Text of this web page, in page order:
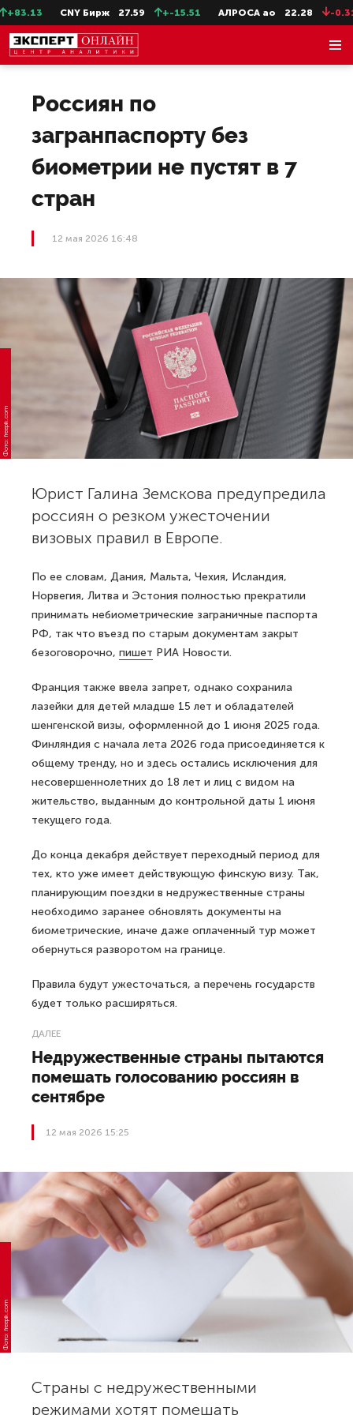
CNY Бирж 27.59 +-15.51 АЛРОСА ао 22.28 -0.31
Россиян по
загранпаспорту без
биометрии не пустят в 7
стран
12 мая 2026 16:48
Фото: freepik.com
Юрист Галина Земскова предупредила
россиян о резком ужесточении
визовых правил в Европе.
По ее словам, Дания, Мальта, Чехия, Исландия,
Норвегия, Литва и Эстония полностью прекратили
принимать небиометрические заграничные паспорта
РФ, так что въезд по старым документам закрыт
безоговорочно, пишет РИА Новости.
Франция также ввела запрет, однако сохранила
лазейки для детей младше 15 лет и обладателей
шенгенской визы, оформленной до 1 июня 2025 года.
Финляндия с начала лета 2026 года присоединяется к
общему тренду, но и здесь остались исключения для
несовершеннолетних до 18 лет и лиц с видом на
жительство, выданным до контрольной даты 1 июня
текущего года.
До конца декабря действует переходный период для
тех, кто уже имеет действующую финскую визу. Так,
планирующим поездки в недружественные страны
необходимо заранее обновлять документы на
биометрические, иначе даже оплаченный тур может
обернуться разворотом на границе.
Правила будут ужесточаться, а перечень государств
будет только расширяться.
ДАЛЕЕ
Недружественные страны пытаются
помешать голосованию россиян в
сентябре
12 мая 2026 15:25
Фото: freepik.com
Страны с недружественными
режимами хотят помешать